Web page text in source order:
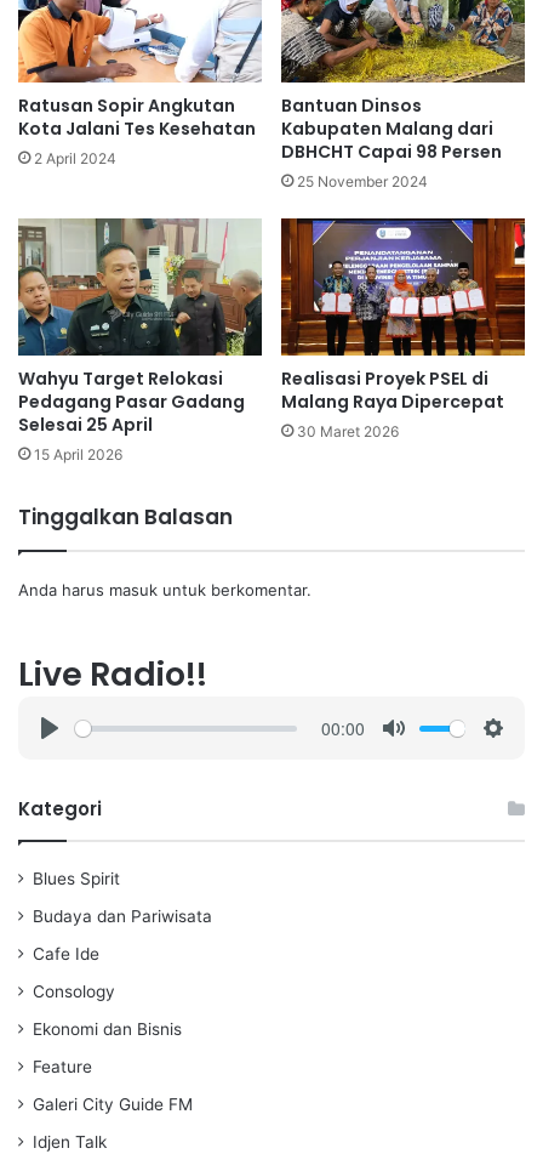
Ratusan Sopir Angkutan
Kota Jalani Tes Kesehatan
2 April 2024
Bantuan Dinsos
Kabupaten Malang dari
DBHCHT Capai 98 Persen
25 November 2024
Wahyu Target Relokasi
Pedagang Pasar Gadang
Selesai 25 April
15 April 2026
Realisasi Proyek PSEL di
Malang Raya Dipercepat
30 Maret 2026
Tinggalkan Balasan
Anda harus masuk untuk berkomentar.
Live Radio!!
a
00:00
Kategori
Blues Spirit
Budaya dan Pariwisata
Cafe Ide
Consology
Ekonomi dan Bisnis
Feature
Galeri City Guide FM
Idjen Talk